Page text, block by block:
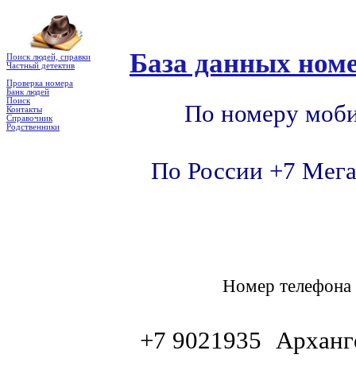
Поиск людей, справки
Частный детектив
Проверка номера
Банк людей
Поиск
Контакты
Справочник
Родственники
База данных
По номеру
По России +7
Номер
+7 9021935